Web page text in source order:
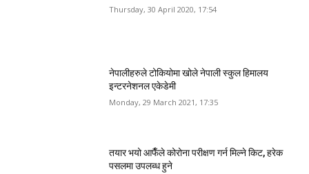
Thursday, 30 April 2020, 17:54
नेपालीहरुले टोकियोमा खोले नेपाली स्कुल हिमालय
इन्टरनेशनल एकेडेमी
Monday, 29 March 2021, 17:35
तयार भयो आफैँले कोरोना परीक्षण गर्न मिल्ने किट, हरेक
पसलमा उपलब्ध हुने